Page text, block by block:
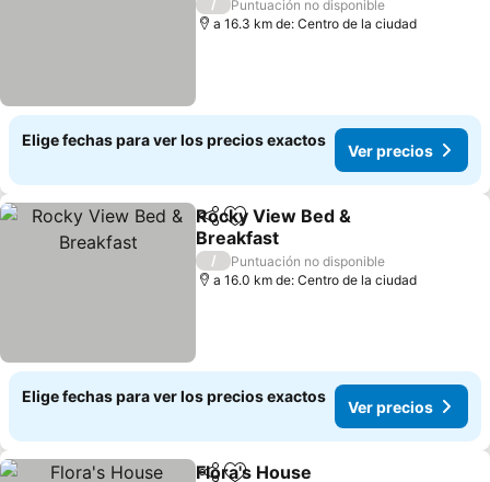
Ver precios
/
Puntuación no disponible
a 16.3 km de: Centro de la ciudad
Elige fechas para ver los precios exactos
Ver precios
CompartirAgregar a favoritos
Rocky View Bed &
Breakfast
Ver precios
/
Puntuación no disponible
a 16.0 km de: Centro de la ciudad
Elige fechas para ver los precios exactos
Ver precios
Flora's House